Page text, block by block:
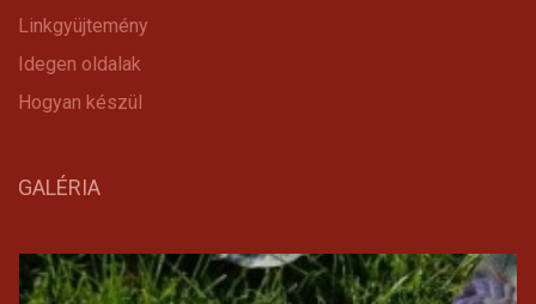
Linkgyüjtemény
Idegen oldalak
Hogyan készül
GALÉRIA